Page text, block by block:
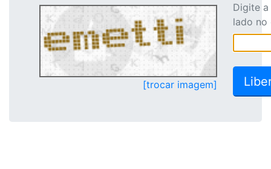
[trocar imagem]
Digite
lado no